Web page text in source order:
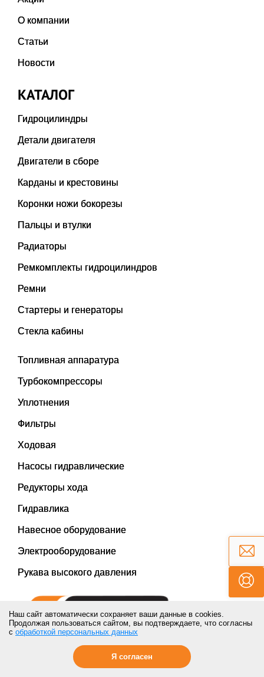
О компании
Статьи
Новости
КАТАЛОГ
Гидроцилиндры
Детали двигателя
Двигатели в сборе
Карданы и крестовины
Коронки ножи бокорезы
Пальцы и втулки
Радиаторы
Ремкомплекты гидроцилиндров
Ремни
Стартеры и генераторы
Стекла кабины
Топливная аппаратура
Турбокомпрессоры
Уплотнения
Фильтры
Ходовая
Насосы гидравлические
Редукторы хода
Гидравлика
Навесное оборудование
Электрооборудование
Рукава высокого давления
Тел./факс:8-800-550-28-70
Наш сайт автоматически сохраняет ваши данные в cookies.
Продолжая пользоваться сайтом, вы подтверждаете, что согласны
с обработкой персональных данных
Я согласен